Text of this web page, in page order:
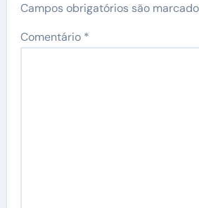
Campos obrigatórios são
Comentário *